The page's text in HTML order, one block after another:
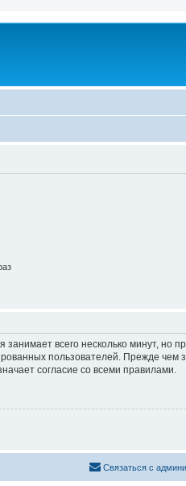
всего несколько минут,
пользователей. Прежде чем
согласие со всеми правилами.
Связаться с